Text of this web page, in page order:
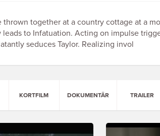
thrown together at a country cottage at a
leads to Infatuation. Acting on impulse
seduces Taylor. Realizing invol
KORTFILM DOKUMENTÄR TRAILER